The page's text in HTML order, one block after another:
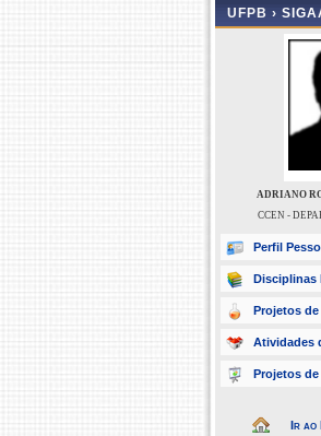
UFPB ›
ADRIANO
CCEN -
Perfil
Disciplinas
Projetos
Atividades
Projetos
Ir ao